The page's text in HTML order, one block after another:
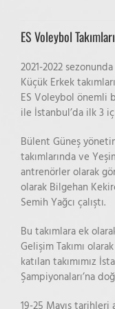
ES Voleybol
2021-2022
Küçük Erkek
ES Voleybol önemli
ile İstanbul’da ilk 3
Bülent Güneş
takımlarında ve
antrenörler olarak
olarak Bilgehan
Semih Yağcı çalıştı.
Bu takımlara ek
Gelişim Takımı
katılan takımımız
Şampiyonaları’na